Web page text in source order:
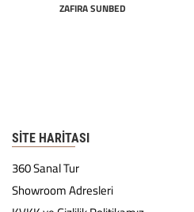
ZAFIRA SUNBED
SITE HARITASI
360 Sanal Tur
Showroom Adresleri